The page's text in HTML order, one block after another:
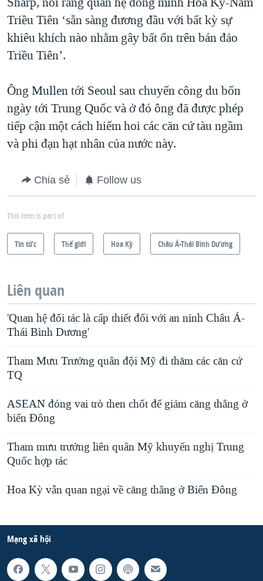
Triều Tiên ‘sẵn sàng đương đầu với bất kỳ sự
khiêu khích nào nhằm gây bất ổn trên bán đảo
Triều Tiên’.
Ông Mullen tới Seoul sau chuyến công du bốn
ngày tới Trung Quốc và ở đó ông đã được phép
tiếp cận một cách hiếm hoi các căn cứ tàu ngầm
và phi đạn hạt nhân của nước này.
Chia sẻ Follow us
This item is part of
Tin tức Thế giới Hoa Kỳ Châu Á-Thái Bình Dương
Liên quan
'Quan hệ đối tác là cấp thiết đối với an ninh Châu Á-
Thái Bình Dương'
Tham Mưu Trưởng quân đội Mỹ đi thăm các căn cứ
TQ
ASEAN đóng vai trò then chốt để giảm căng thẳng ở
biển Đông
Tham mưu trưởng liên quân Mỹ khuyến nghị Trung
Quốc hợp tác
Hoa Kỳ vẫn quan ngại về căng thẳng ở Biển Đông
Mạng xã hội